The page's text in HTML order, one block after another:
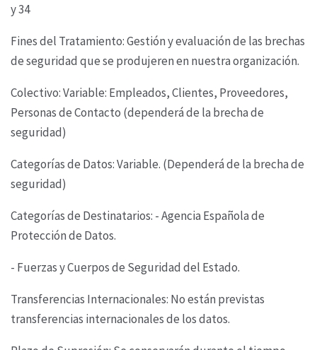
y 34
Fines del Tratamiento: Gestión y evaluación de las brechas
de seguridad que se produjeren en nuestra organización.
Colectivo: Variable: Empleados, Clientes, Proveedores,
Personas de Contacto (dependerá de la brecha de
seguridad)
Categorías de Datos: Variable. (Dependerá de la brecha de
seguridad)
Categorías de Destinatarios: - Agencia Española de
Protección de Datos.
- Fuerzas y Cuerpos de Seguridad del Estado.
Transferencias Internacionales: No están previstas
transferencias internacionales de los datos.